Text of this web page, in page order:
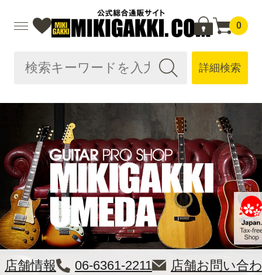
0
詳細検索
店舗情報 06-6361-2211 店舗お問い合